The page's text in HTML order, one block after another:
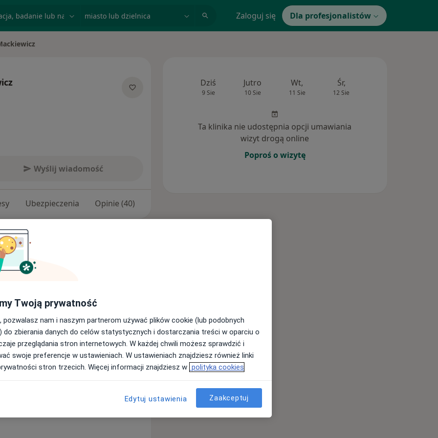
Zaloguj się Dla profesjonalistów
Wyślij wiadomość
Ubezpieczenia Opinie (40)
Medicum Uniwersytetu
na Oddziale Okulistyki i
w Krakowie, gdzie zajmuje się
onkologii okulistycznej w Willis Eye
Shields. W trakcie studiów odbyła
Medical Center i dwukrotnie w
w specjalistycznych kursach,
i zagranicznych. Zajmuje się
dla studentów Szkoły
EURETINA – European Society of
Of Cataract & Refractive Surgeons i
Dziś
9 Sie
Jutro
10 Sie
Wt,
11 Sie
Śr,
12 Sie
Ta klinika nie udostępnia opcji umawiania
wizyt drogą online
Poproś o wizytę
Twoją prywatność
pozwalasz nam i naszym partnerom używać plików cookie (lub podobnych
do zbierania danych do celów statystycznych i dostarczania treści w oparciu o
przeglądania stron internetowych. W każdej chwili możesz sprawdzić i
swoje preferencje w ustawieniach. W ustawieniach znajdziesz również linki
stron trzecich. Więcej informacji znajdziesz w polityka cookies
Edytuj ustawienia Zaakceptuj